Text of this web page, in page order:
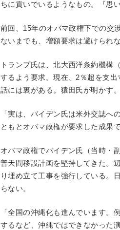
ちに貢いでいるようなもの。『思
前回、15年のオバマ政権下での交
ないまでも、増額要求は避けられ
トランプ氏は、北大西洋条約機構
するよう要求。現在、2％超を支
話には裏がある。猿田氏が明かす。
「実は、バイデン氏は米外交誌へ
ともとオバマ政権が要求した成果
オバマ政権でバイデン氏（当時・
普天間移設計画を堅持してきた。
り埋め立て工事を強行している。
らない。
「全国の沖縄化も進んでいます。
するなど、沖縄ではできなかった